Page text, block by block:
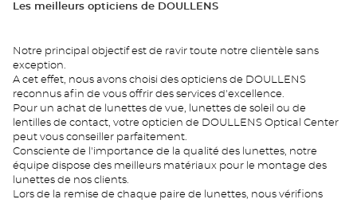
Les meilleurs opticiens de DOULLENS
Notre principal objectif est de ravir toute notre clientèle sans
exception.
A cet effet, nous avons choisi des opticiens de DOULLENS
reconnus afin de vous offrir des services d'excellence.
Pour un achat de lunettes de vue, lunettes de soleil ou de
lentilles de contact, votre opticien de DOULLENS Optical Center
peut vous conseiller parfaitement.
Consciente de l'importance de la qualité des lunettes, notre
équipe dispose des meilleurs matériaux pour le montage des
lunettes de nos clients.
Lors de la remise de chaque paire de lunettes, nous vérifions